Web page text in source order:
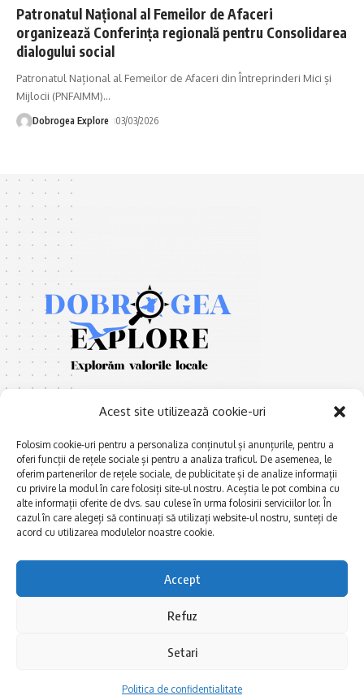
Acest site utilizează cookie-uri
Folosim cookie-uri pentru a personaliza conținutul și anunțurile, pentru a
oferi funcții de rețele sociale și pentru a analiza traficul. De asemenea, le
oferim partenerilor de rețele sociale, de publicitate și de analize informații
cu privire la modul în care folosiți site-ul nostru. Aceștia le pot combina cu
alte informații oferite de dvs. sau culese în urma folosirii serviciilor lor. În
cazul în care alegeți să continuați să utilizați website-ul nostru, sunteți de
acord cu utilizarea modulelor noastre cookie.
Accept
Refuz
Setari
Politica de confidentialitate
Patronatul Național al Femeilor de Afaceri
organizează Conferința regională pentru Consolidarea
dialogului social
Patronatul Național al Femeilor de Afaceri din Întreprinderi Mici și
Mijlocii (PNFAIMM)…
Dobrogea Explore 03/03/2026
E xplorăm Dobrogea,
Explorăm valorile locale:
Deltă, Litoral, cele mai mari
lacuri, cele mai vechi orașe,
Afaceri și meșteșuguri
Actualitate
Dobrogea PE BUNE
La Drum cu Ada